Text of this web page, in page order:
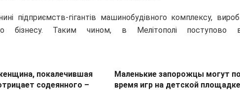
підприємств-гігантів машинобудівного комплексу,
бізнесу. Таким чином, в Мелітополі поступово
покалечившая
содеянного –
Маленькие запорожцы могут
время игр на детской